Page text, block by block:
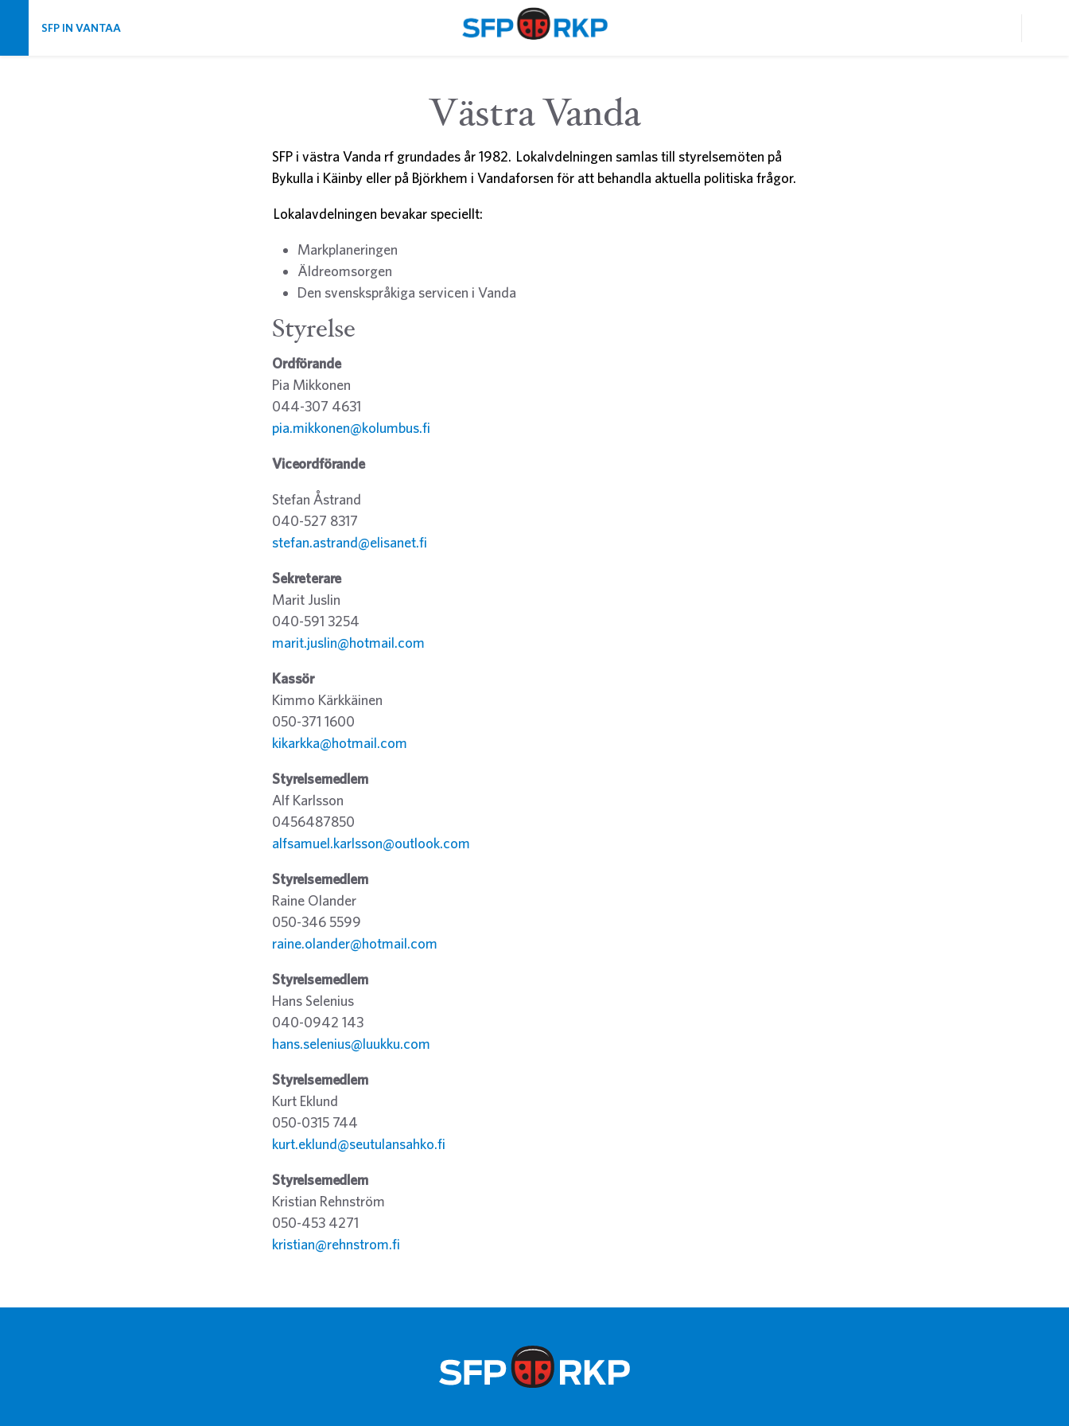
SFP IN VANTAA
Västra Vanda
SFP i västra Vanda rf grundades år 1982. Lokalvdelningen samlas till styrelsemöten på
Bykulla i Käinby eller på Björkhem i Vandaforsen för att behandla aktuella politiska frågor.
Lokalavdelningen bevakar speciellt:
Markplaneringen
Äldreomsorgen
Den svenskspråkiga servicen i Vanda
Styrelse
Ordförande
Pia Mikkonen
044-307 4631
pia.mikkonen@kolumbus.fi
Viceordförande
Stefan Åstrand
040-527 8317
stefan.astrand@elisanet.fi
Sekreterare
Marit Juslin
040-591 3254
marit.juslin@hotmail.com
Kassör
Kimmo Kärkkäinen
050-371 1600
kikarkka@hotmail.com
Styrelsemedlem
Alf Karlsson
0456487850
alfsamuel.karlsson@outlook.com
Styrelsemedlem
Raine Olander
050-346 5599
raine.olander@hotmail.com
Styrelsemedlem
Hans Selenius
040-0942 143
hans.selenius@luukku.com
Styrelsemedlem
Kurt Eklund
050-0315 744
kurt.eklund@seutulansahko.fi
Styrelsemedlem
Kristian Rehnström
050-453 4271
kristian@rehnstrom.fi